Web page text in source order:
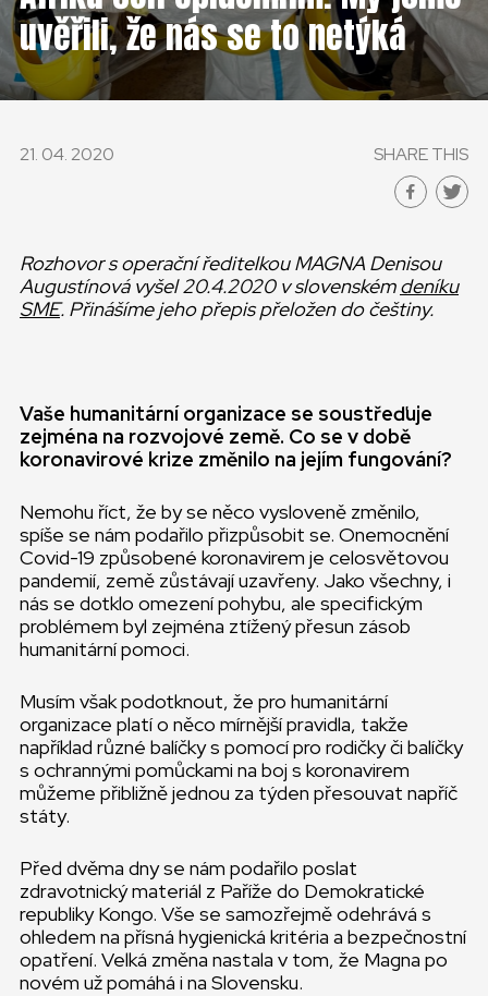
ČESKÁ REPUBLIKA
GLOBAL
uvěřili, že nás se to netýká
21. 04. 2020 SHARE THIS
Rozhovor s operační ředitelkou MAGNA Denisou
Augustínová vyšel 20.4.2020 v slovenskémdeníku
SME. Přinášíme jeho přepis přeložen do češtiny.
Vaše humanitární organizace se soustřeďuje
zejména na rozvojové země. Co se v době
koronavirové krize změnilo na jejím fungování?
Nemohu říct, že by se něco vysloveně změnilo,
spíše se nám podařilo přizpůsobit se. Onemocnění
Covid-19 způsobené koronavirem je celosvětovou
pandemií, země zůstávají uzavřeny. Jako všechny, i
nás se dotklo omezení pohybu, ale specifickým
problémem byl zejména ztížený přesun zásob
humanitární pomoci.
Musím však podotknout, že pro humanitární
organizace platí o něco mírnější pravidla, takže
například různé balíčky s pomocí pro rodičky či balíčky
s ochrannými pomůckami na boj s koronavirem
můžeme přibližně jednou za týden přesouvat napříč
státy.
Před dvěma dny se nám podařilo poslat
zdravotnický materiál z Paříže do Demokratické
republiky Kongo. Vše se samozřejmě odehrává s
ohledem na přísná hygienická kritéria a bezpečnostní
opatření. Velká změna nastala v tom, že Magna po
novém už pomáhá i na Slovensku.